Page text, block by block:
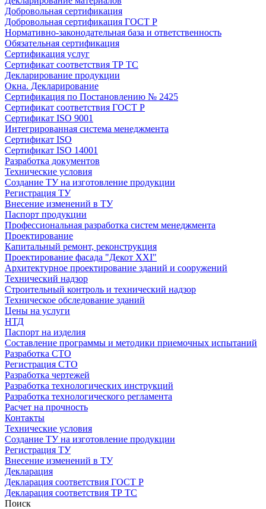
Добровольная сертификация
Добровольная сертификация ГОСТ Р
Нормативно-законодательная база и ответственность
Обязательная сертификация
Сертификация услуг
Сертификат соответствия ТР ТС
Декларирование продукции
Окна. Декларирование
Сертификация по Постановлению № 2425
Сертификат соответствия ГОСТ Р
Сертификат ISO 9001
Интегрированная система менеджмента
Сертификат ISO
Сертификат ISO 14001
Разработка документов
Технические условия
Создание ТУ на изготовление продукции
Регистрация ТУ
Внесение изменений в ТУ
Паспорт продукции
Профессиональная разработка систем менеджмента
Проектирование
Капитальный ремонт, реконструкция
Проектирование фасада "Декот XXI"
Архитектурное проектирование зданий и сооружений
Технический надзор
Строительный контроль и технический надзор
Техническое обследование зданий
Цены на услуги
НТД
Паспорт на изделия
Составление программы и методики приемочных испытаний
Разработка СТО
Регистрация СТО
Разработка чертежей
Разработка технологических инструкций
Разработка технологического регламента
Расчет на прочность
Контакты
Технические условия
Создание ТУ на изготовление продукции
Регистрация ТУ
Внесение изменений в ТУ
Декларация
Декларация соответствия ГОСТ Р
Декларация соответствия ТР ТС
Поиск